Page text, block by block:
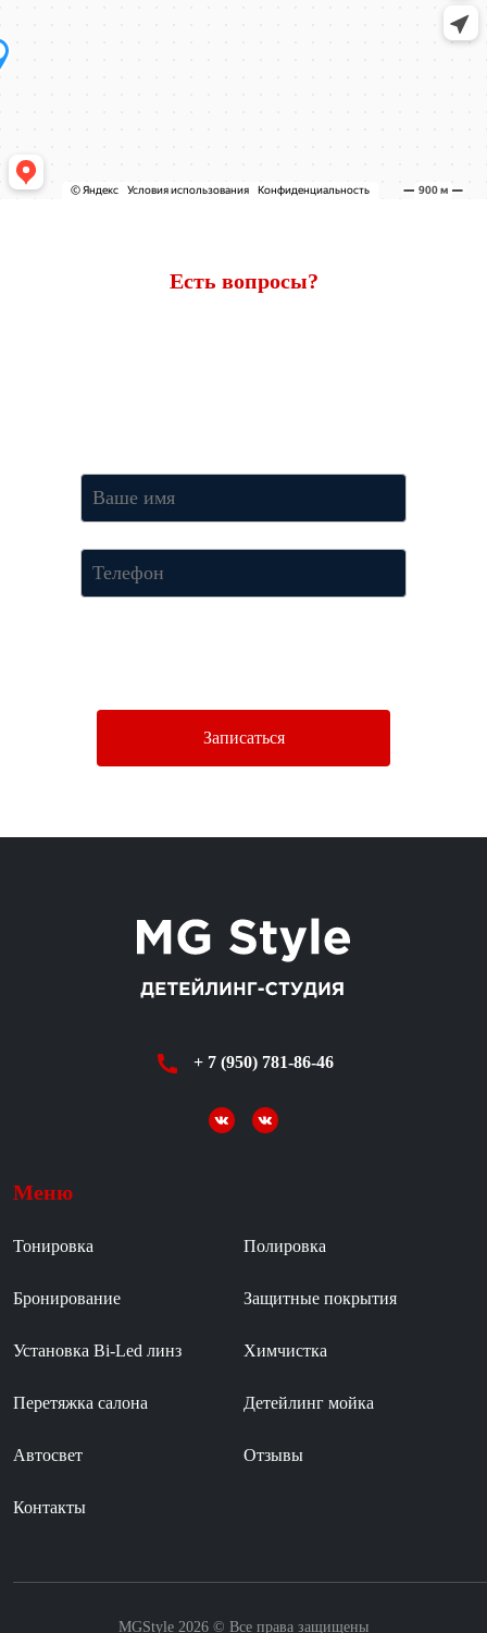
Есть вопросы?
Записаться
+ 7 (950) 781-86-46
Меню
Тонировка Полировка
Бронирование Защитные покрытия
Установка Bi-Led линз Химчистка
Перетяжка салона Детейлинг мойка
Автосвет Отзывы
Контакты
MGStyle 2026 © Все права защищены